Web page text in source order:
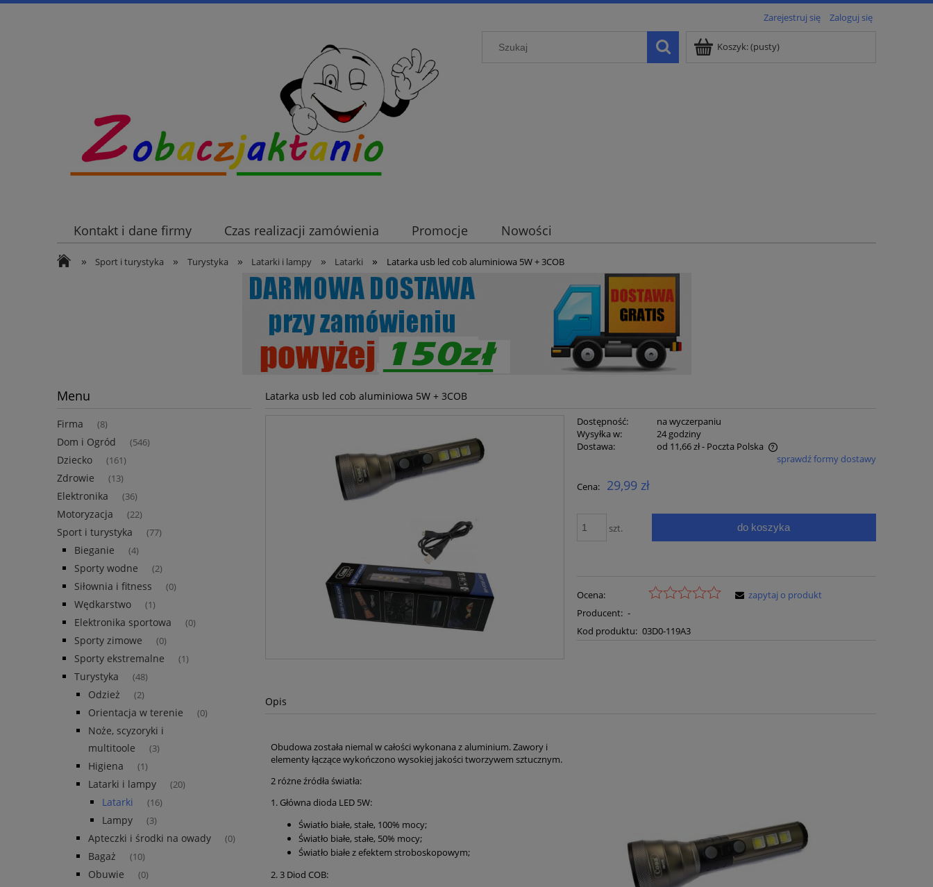
Zarejestruj się Zaloguj się
Koszyk:(pusty)
Kontakt i dane firmy Czas realizacji zamówienia Promocje Nowości
» Sport i turystyka » Turystyka » Latarki i lampy » Latarki » Latarka usb led cob aluminiowa 5W + 3COB
Menu
Firma (8)
Dom i Ogród (546)
Dziecko (161)
Zdrowie (13)
Elektronika (36)
Motoryzacja (22)
Sport i turystyka (77)
Bieganie (4)
Sporty wodne (2)
Siłownia i fitness (0)
Wędkarstwo (1)
Elektronika sportowa (0)
Sporty zimowe (0)
Sporty ekstremalne (1)
Turystyka (48)
Odzież (2)
Orientacja w terenie (0)
Noże, scyzoryki i
multitoole
(3)
Higiena (1)
Latarki i lampy (20)
Latarki (16)
Lampy (3)
Apteczki i środki na owady (0)
Bagaż (10)
Obuwie (0)
Latarka usb led cob aluminiowa 5W + 3COB
Dostępność:
na wyczerpaniu
Wysyłka w:
24 godziny
Dostawa:
od 11,66 zł- Poczta Polska
płatności
sprawdź formy dostawy
Cena: 29,99 zł
szt. do koszyka
Ocena:
Producent: -
Kod produktu: 03D0-119A3
zapytaj o produkt
Opis
Obudowa została niemal w całości wykonana z aluminium. Zawory i
elementy łączące wykończono wysokiej jakości tworzywem sztucznym.
2 różne źródła światła:
1. Główna dioda LED 5W:
Światło białe, stałe, 100% mocy;
Światło białe, stałe, 50% mocy;
Światło białe z efektem stroboskopowym;
2. 3 Diod COB: